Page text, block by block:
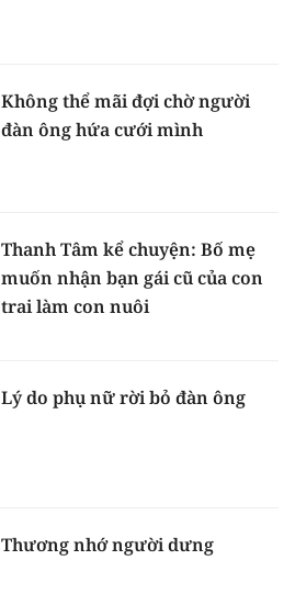
Không thể mãi đợi chờ người
đàn ông hứa cưới mình
Thanh Tâm kể chuyện: Bố mẹ
muốn nhận bạn gái cũ của con
trai làm con nuôi
Lý do phụ nữ rời bỏ đàn ông
Thương nhớ người dưng